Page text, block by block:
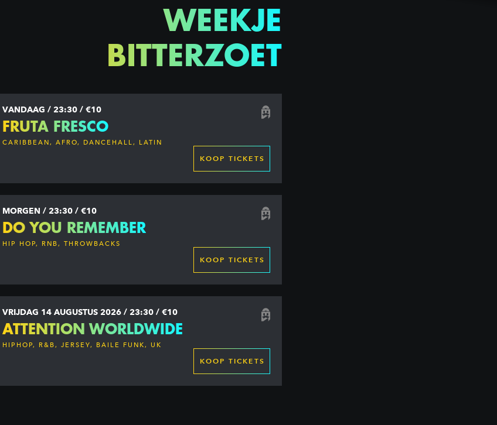
WEEKJE
BITTERZOET
VANDAAG / 23:30 / €10
FRUTA FRESCO
CARIBBEAN, AFRO, DANCEHALL, LATIN
KOOP TICKETS
MORGEN / 23:30 / €10
DO YOU REMEMBER
HIP HOP, RNB, THROWBACKS
KOOP TICKETS
VRIJDAG 14 AUGUSTUS 2026 / 23:30 / €10
ATTENTION WORLDWIDE
HIPHOP, R&B, JERSEY, BAILE FUNK, UK
KOOP TICKETS